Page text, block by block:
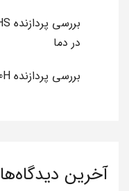
در دما
بررسی پردازنده 13420H : شمشیر برنده سامورایی
آخرین دیدگاه‌ها